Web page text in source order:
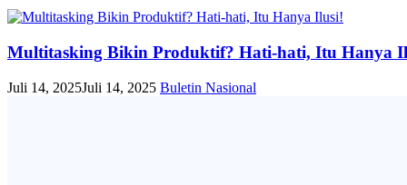
Multitasking Bikin Produktif? Hati-hati, Itu Hanya
Juli 14, 2025Juli 14, 2025 Buletin Nasional